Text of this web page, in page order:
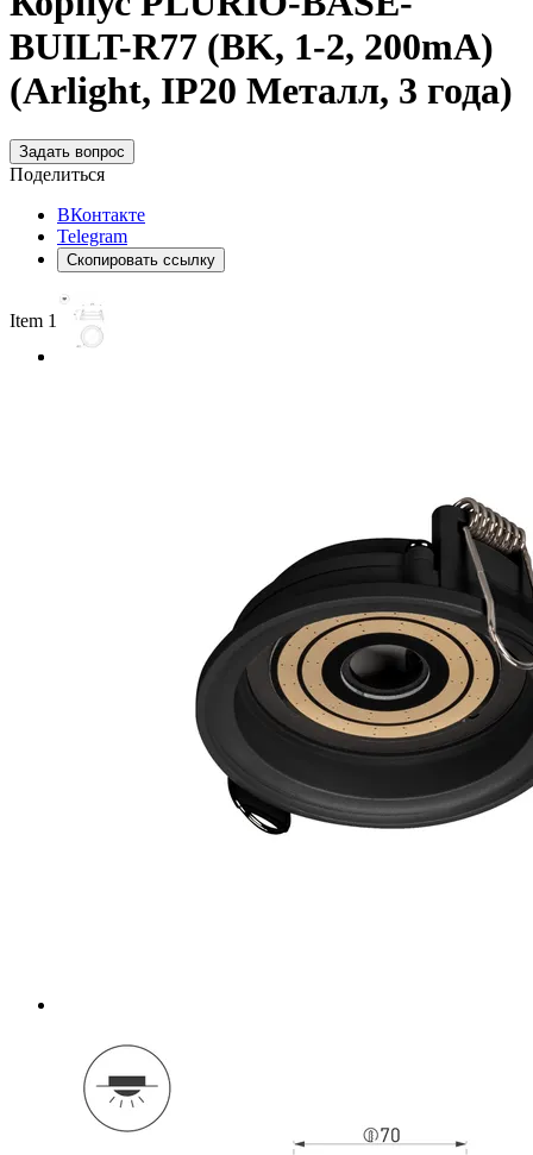
BUILT-R77 (BK, 1-2, 200mA)
(Arlight, IP20 Металл, 3 года)
Задать вопрос
Поделиться
ВКонтакте
Telegram
Скопировать ссылку
Item 1 of 2